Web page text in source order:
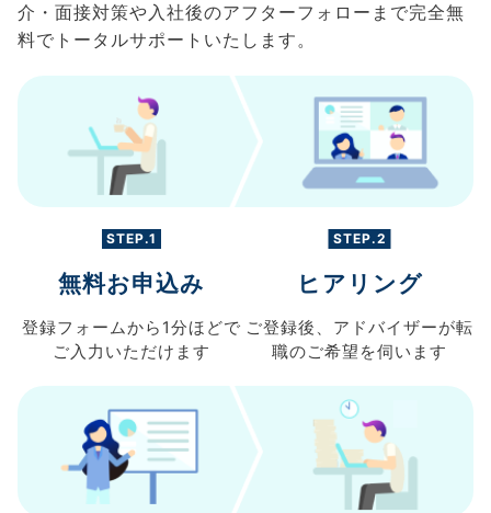
介・面接対策や入社後のアフターフォローまで完全無
料でトータルサポートいたします。
STEP.1
無料お申込み
登録フォームから 1分ほどで
ご入力 いただけます
STEP.2
ヒアリング
ご登録後、 アドバイザーが転
職のご希望を伺います